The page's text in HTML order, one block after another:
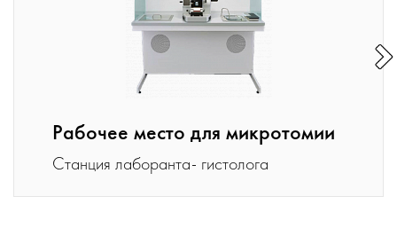
Рабочее место для микротомии
Станция лаборанта- гистолога